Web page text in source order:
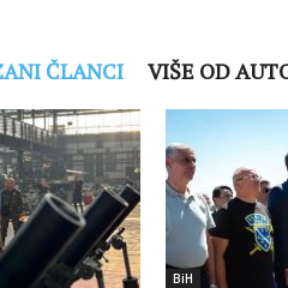
ČLANCI VIŠE OD
BiH